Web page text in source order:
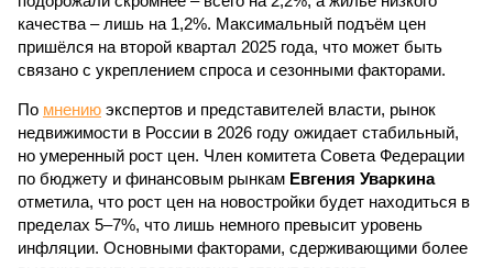
качества – лишь на 1,2%. Максимальный подъём цен
пришёлся на второй квартал 2025 года, что может быть
связано с укреплением спроса и сезонными факторами.
По мнению экспертов и представителей власти, рынок
недвижимости в России в 2026 году ожидает стабильный,
но умеренный рост цен. Член комитета Совета Федерации
по бюджету и финансовым рынкам Евгения Уваркина
отметила, что рост цен на новостройки будет находиться в
пределах 5–7%, что лишь немного превысит уровень
инфляции. Основными факторами, сдерживающими более